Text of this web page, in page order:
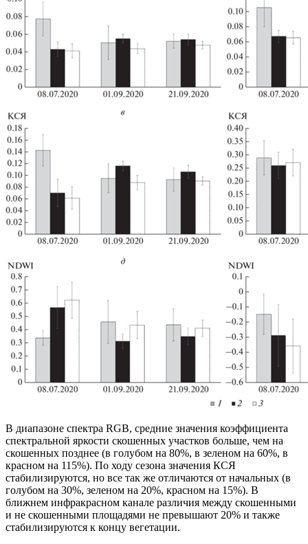
В диапазоне спектра RGB, средние значения коэффициента
спектральной яркости скошенных участков больше, чем на
скошенных позднее (в голубом на 80%, в зеленом на 60%, в
красном на 115%). По ходу сезона значения КСЯ
стабилизируются, но все так же отличаются от начальных (в
голубом на 30%, зеленом на 20%, красном на 15%). В
ближнем инфракрасном канале различия между скошенными
и не скошенными площадями не превышают 20% и также
стабилизируются к концу вегетации.